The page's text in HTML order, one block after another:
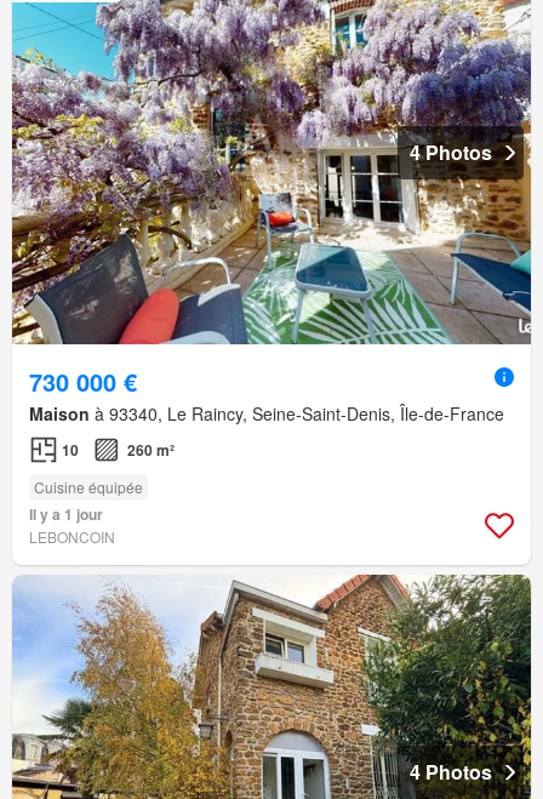
4 Photos
730 000 €
Maison à 93340, Le Raincy, Seine-Saint-Denis, Île-de-France
10 260 m²
Cuisine équipée
Il y a 1 jour
LEBONCOIN
4 Photos